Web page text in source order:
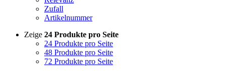
Zufall
Artikelnummer
Zeige 24 Produkte pro Seite
24 Produkte pro Seite
48 Produkte pro Seite
72 Produkte pro Seite